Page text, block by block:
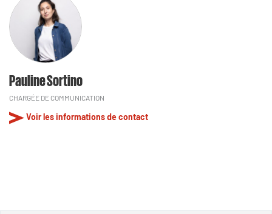
Pauline Sortino
CHARGÉE DE COMMUNICATION
Voir les informations de contact